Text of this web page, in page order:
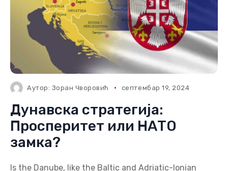
Аутор: Зоран Чворовић септембар 19, 2024
Дунавска стратегија:
Просперитет или НАТО
замка?
Is the Danube, like the Baltic and Adriatic-Ionian